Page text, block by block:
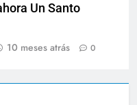
Un Santo
10 meses atrás 0